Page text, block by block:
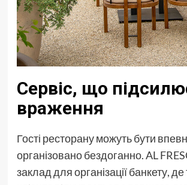
Сервіс, що
враження
Гості ресторану можуть бути
організовано бездоганно. AL
заклад для організації банкету,